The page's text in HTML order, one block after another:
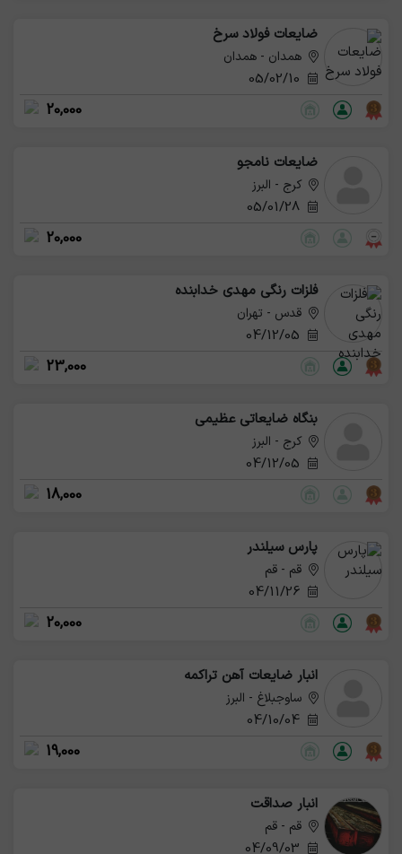
ضایعات فولاد سرخ
همدان - همدان
20,000
ضایعات نامجو
کرج - البرز
05/01/28
20,000
فلزات رنگی مهدی خدابنده
قدس - تهران
23,000
بنگاه ضایعاتی عظیمی
کرج - البرز
18,000
پارس سیلندر
قم - قم
04/11/26
20,000
انبار ضایعات آهن تراکمه
ساوجبلاغ - البرز
04/10/04
19,000
انبار صداقت
قم - قم